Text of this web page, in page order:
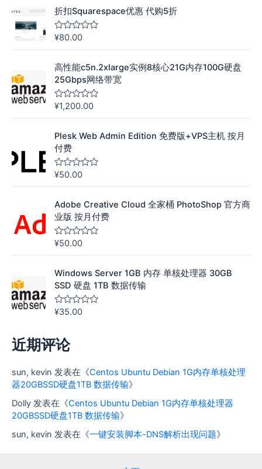
&
s
o
l
;
折扣Squarespace优惠 代购5折
评
&
s
o
;
5
¥80.00
高性能c5n.2xlarge实例8核心21G内存100G硬盘
25Gbps网络带宽
评
s
o
l
;
5
¥1,200.00
Plesk Web Admin Edition 免费版+VPS主机 按月
付费
评
s
o
l
;
5
¥50.00
Adobe Creative Cloud 全家桶 PhotoShop 官方商
业版 按月付费
评
s
o
;
5
¥50.00
Windows Server 1GB 内存 单核处理器 30GB
SSD 硬盘 1TB 数据传输
评
&
s
o
;
5
¥35.00
近期评论
sun, kevin 发表在《Centos Ubuntu Debian 1G内存单核处理
器20GBSSD硬盘1TB 数据传输》
Dolly 发表在《Centos Ubuntu Debian 1G内存单核处理器
20GBSSD硬盘1TB 数据传输》
sun, kevin 发表在《一键安装脚本-DNS解析出现问题》